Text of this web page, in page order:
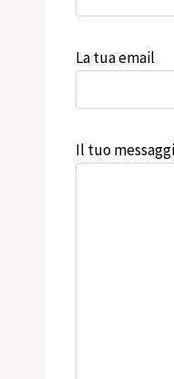
La tua email
Il tuo